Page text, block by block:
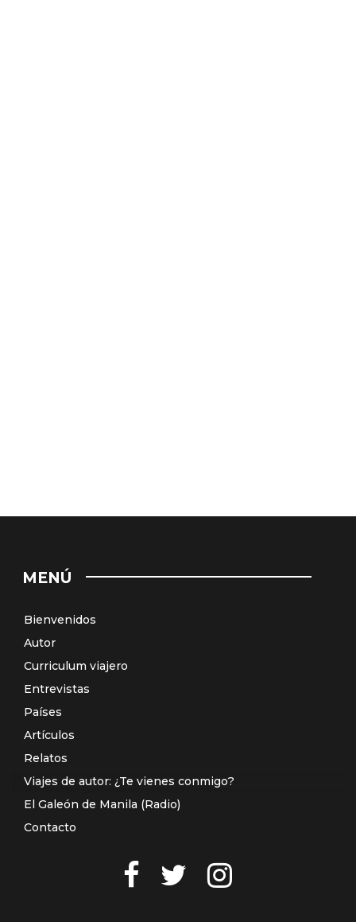
MENÚ
Bienvenidos
Autor
Curriculum viajero
Entrevistas
Países
Artículos
Relatos
Viajes de autor: ¿Te vienes conmigo?
El Galeón de Manila (Radio)
Contacto